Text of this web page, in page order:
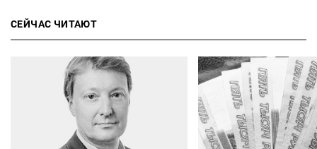
СЕЙЧАС ЧИТАЮТ